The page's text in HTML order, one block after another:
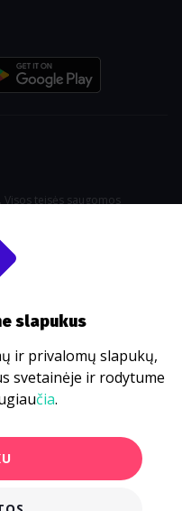
teisės saugomos
slapukus
ir privalomų slapukų,
svetainėje ir rodytume
čia.